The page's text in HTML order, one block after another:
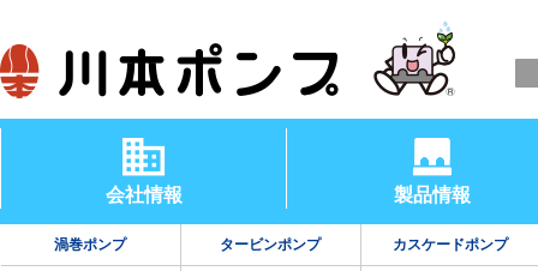
会社情報 製品情報
渦巻ポンプ タービンポンプ カスケードポンプ